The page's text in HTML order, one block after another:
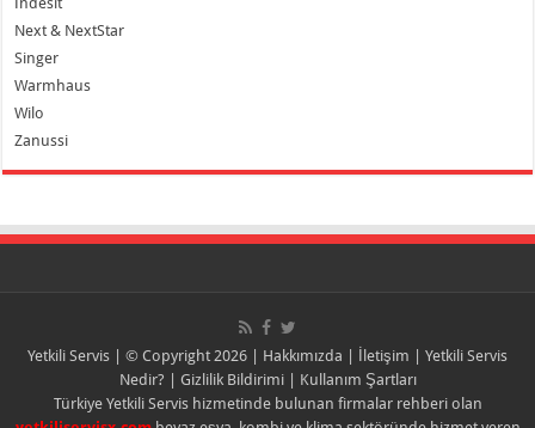
Next & NextStar
Singer
Warmhaus
Wilo
Zanussi
Yetkili Servis | © Copyright 2026 | Hakkımızda İletişim
Yetkili Servis
Nedir?
Gizlilik Bildirimi| Kullanım Şartları
Türkiye Yetkili Servis hizmetinde bulunan firmalar rehberi olan